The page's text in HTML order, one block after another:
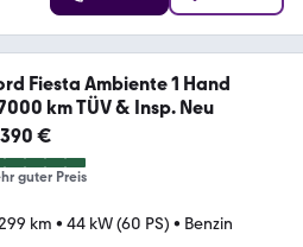
Fiesta Ambiente 1 Hand
km TÜV & Insp. Neu
€
guter Preis
km • 44 kW (60 PS) • Benzin